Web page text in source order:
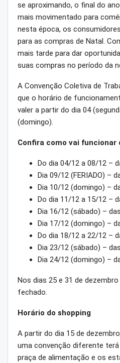
se aproximando, o final do
mais movimentado para
nesta época, os
para as compras de Natal.
mais tarde para dar
suas compras no período da
A Convenção Coletiva de
que o horário de
valer a partir do dia 04
(domingo).
Confira como vai funcionar
Do dia 04/12 a 08/12 –
Dia 09/12 (FERIADO) –
Dia 10/12 (domingo) –
Do dia 11/12 a 15/12 –
Dia 16/12 (sábado) –
Dia 17/12 (domingo) –
Do dia 18/12 a 22/12 –
Dia 23/12 (sábado) –
Dia 24/12 (domingo) –
Nos dias 25 e 31 de
fechado.
Horário do shopping
A partir do dia 15 de
uma convenção diferente
praça de alimentação e os